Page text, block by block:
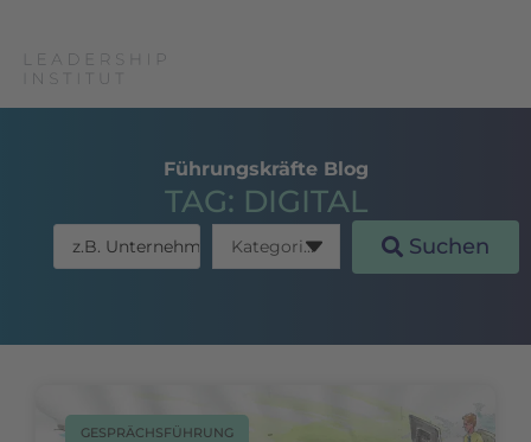
Führungskräfte Blog
TAG: DIGITAL
Suchen
GESPRÄCHSFÜHRUNG